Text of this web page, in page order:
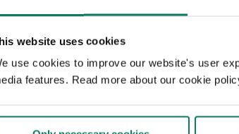
website uses cookies
use cookies to improve our website's user
features. Read more about our cookie
rakentamiseen
ja kiertotalouden periaatteiden
(LCA) avulla. Vertaile